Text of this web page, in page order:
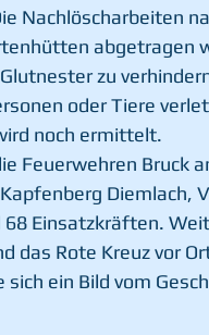
Nachlöscharbeiten
abgetragen
zu
oder Tiere
noch ermittelt.
Feuerwehren Bruck
68 Einsatzkräften.
das Rote Kreuz vor
sich ein Bild vom